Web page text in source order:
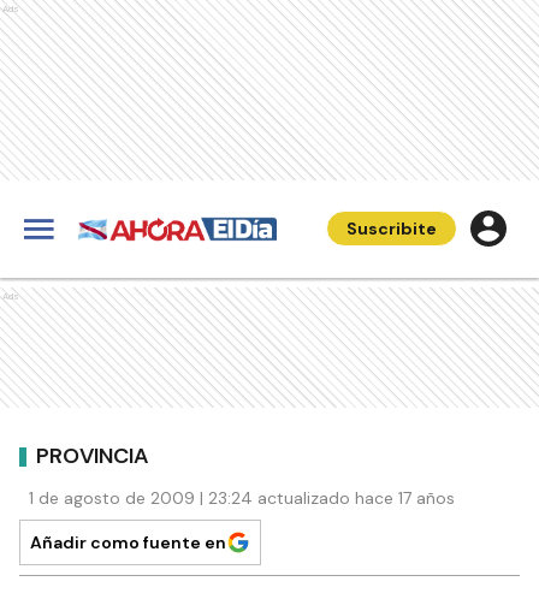
Ads
Suscribite
Ads
PROVINCIA
1 de agosto de 2009 | 23:24 actualizado hace 17 años
Añadir como fuente en